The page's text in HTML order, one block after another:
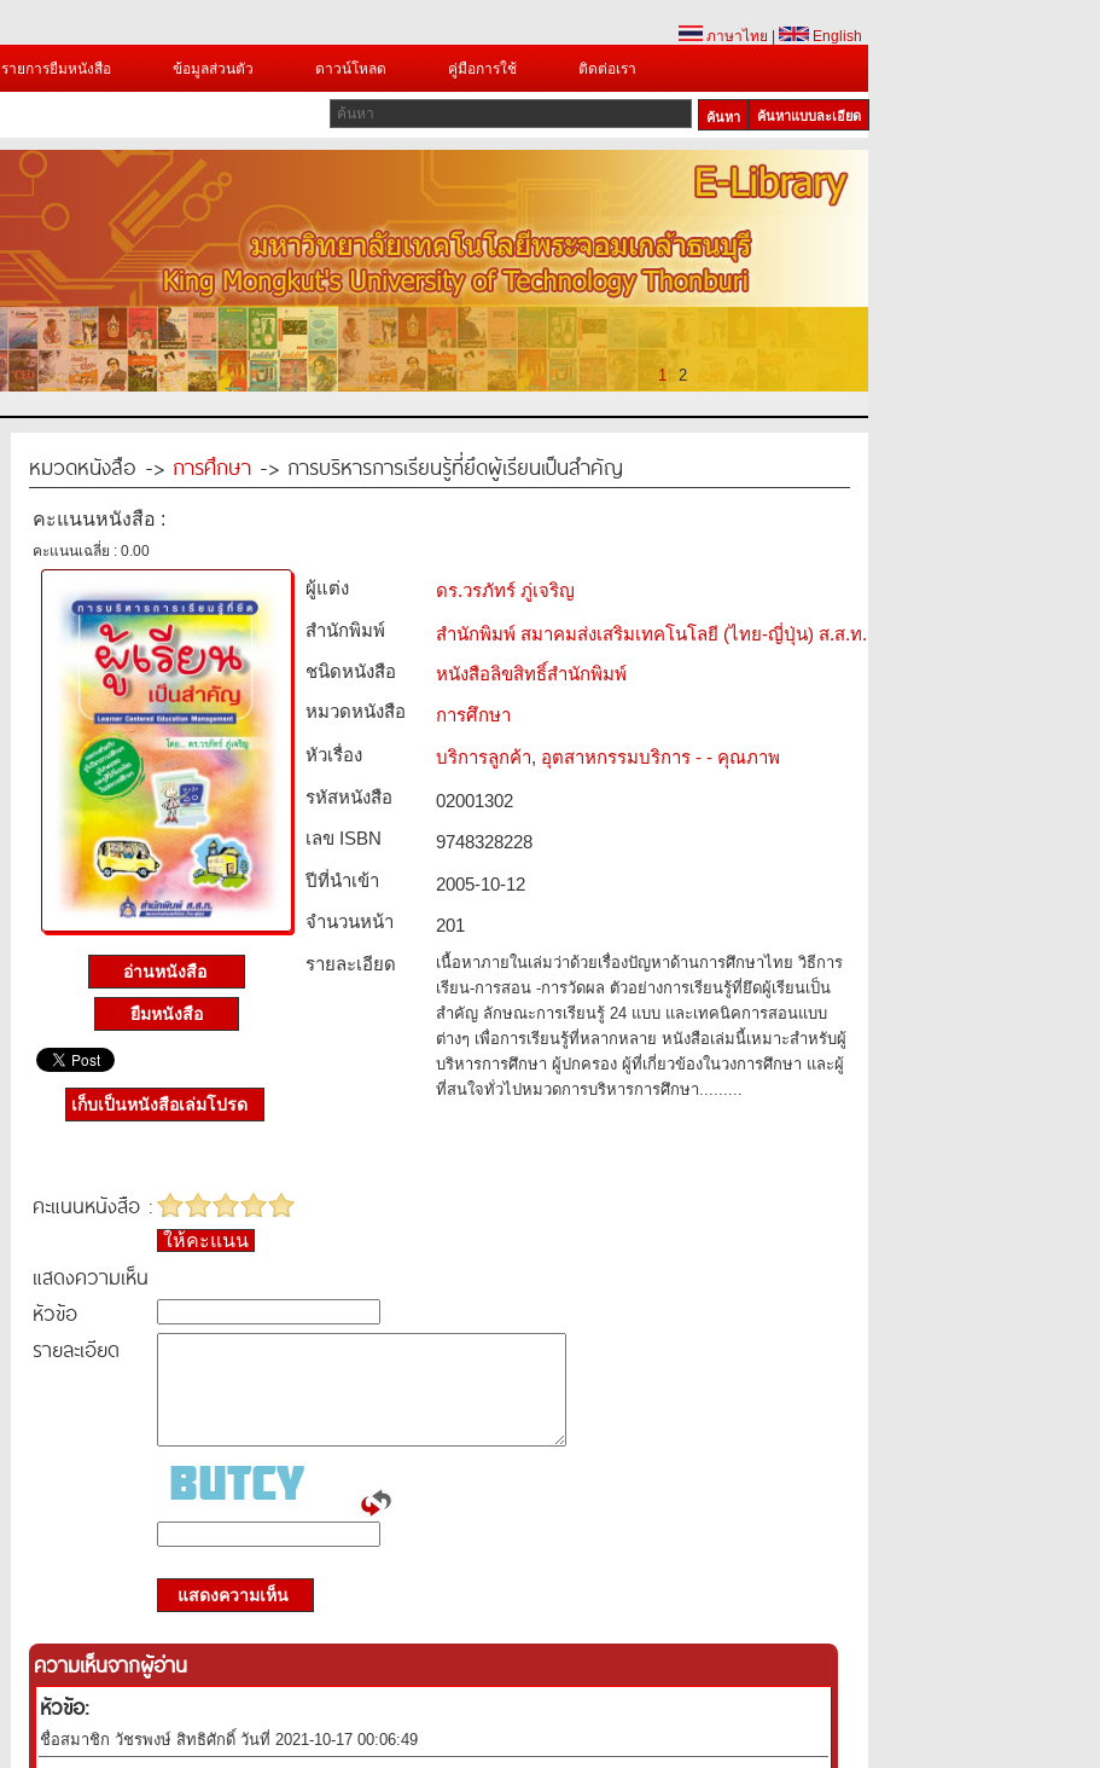
ภาษาไทย
English
รายการยืมหนังสือ ข้อมูลส่วนตัว ดาวน์โหลด คู่มือการใช้ ติดต่อเรา
ค้นหาแบบละเอียด
1 2
หมวดหนังสือ -> การศึกษา -> การบริหารการเรียนรู้ที่ยึดผู้เรียนเป็นสำคัญ
คะแนนหนังสือ :
คะแนนเฉลี่ย : 0.00
อ่านหนังสือ
ยืมหนังสือ
ผู้แต่ง
ดร.วรภัทร์ ภู่เจริญ
สำนักพิมพ์
สำนักพิมพ์ สมาคมส่งเสริมเทคโนโลยี (ไทย-ญี่ปุ่น) ส.ส.ท.
ชนิดหนังสือ­
หนังสือลิขสิทธิ์สำนักพิมพ์
หมวดหนังสือ­
การศึกษา
หัวเรื่อง
บริการลูกค้า, อุตสาหกรรมบริการ - - คุณภาพ
รหัสหนังสือ­
02001302
เลข ISBN
9748328228
ปีที่นำเข้า
2005-10-12
จำนวนหน้า
201
รายละเอียด
เนื้อหาภายในเล่มว่าด้วยเรื่องปัญหาด้านการศึกษาไทย วิธีการ
เรียน-การสอน -การวัดผล ตัวอย่างการเรียนรู้ที่ยึดผู้เรียนเป็น
สำคัญ ลักษณะการเรียนรู้ 24 แบบ และเทคนิคการสอนแบบ
ต่างๆ เพื่อการเรียนรู้ที่หลากหลาย หนังสือเล่มนี้เหมาะสำหรับผู้
บริหารการศึกษา ผู้ปกครอง ผู้ที่เกี่ยวข้องในวงการศึกษา และผู้
ที่สนใจทั่วไปหมวดการบริหารการศึกษา.........
เก็บเป็นหนังสือเล่มโปรด
คะแนนหนังสือ :
ให้คะแนน
แสดงความเห็น
หัวข้อ
รายละเอียด
แสดงความเห็น
ความเห็นจากผู้อ่าน
หัวข้อ:
ชื่อสมาชิก วัชรพงษ์ สิทธิศักดิ์ วันที่ 2021-10-17 00:06:49